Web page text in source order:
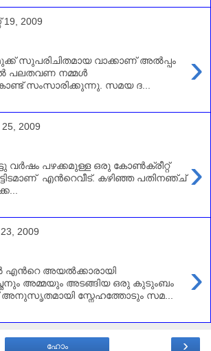
2009
›
സുപരിചിതമായ വാക്കാണ്‌ അല്‍പ്പം
പലതവണ നമ്മള്‍
സംസാരിക്കുന്നു. സമയ ദ...
2009
›
വര്‍ഷം പഴക്കമുള്ള ഒരു കോണ്‍ക്രീറ്റ്
എന്‍റെവീട്. കഴിഞ്ഞ പതിനഞ്ച്
2009
›
എന്‍റെ അയല്‍ക്കാരായി
അമ്മയും അടങ്ങിയ ഒരു കുടുംബം
സ്നേഹത്തോടും സമ...
›
ഹോം